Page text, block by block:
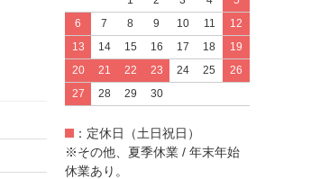
6
7 8 9 10 11
12
13
14 15 16 17 18
19
20
21 22 23 24 25
26
27
28 29 30
：定休日（土日祝日）
※その他、夏季休業 / 年末年始
休業あり。